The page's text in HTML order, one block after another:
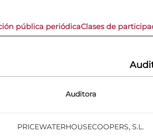
pública periódicaClases de
Auditora
PRICEWATERHOUSECOOPERS, S.L.